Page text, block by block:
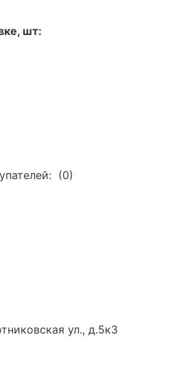
шт:
(0)
ул., д.5к3